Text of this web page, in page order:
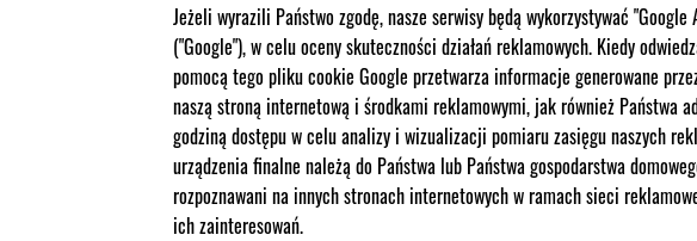
Jeżeli wyrazili Państwo zgodę, nasze serwisy będą wykorzystywać
("Google"), w celu oceny skuteczności działań reklamowych. Kiedy
pomocą tego pliku cookie Google przetwarza informacje generowane
naszą stroną internetową i środkami reklamowymi, jak również Państwa
godziną dostępu w celu analizy i wizualizacji pomiaru zasięgu naszych
urządzenia finalne należą do Państwa lub Państwa gospodarstwa
rozpoznawani na innych stronach internetowych w ramach sieci
ich zainteresowań.